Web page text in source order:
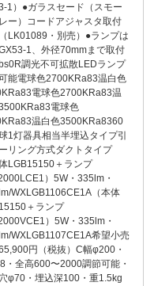
1）●ガラスセード（スモー
ー）コードアジャスタ取付
LK01089・別売）●ランプは
1、外径70mmまで取付
調光不可拡散LEDランプ
能電球色2700KRa83温白色
電球色2700KRa83温
電球色
温白色3500KRa8360
1灯器具相当半埋込タイプ引
リング方式ダクトタイプ
体LGB15150＋ランプ
）5W・335lm・
WXLGB1106CE1A（本体
＋ランプ
）5W・335lm・
WXLGB1107CE1A希望小売
円（税抜）C幅φ200・
・全高600〜2000調節可能・
φ70・埋込深100・重1.5kg